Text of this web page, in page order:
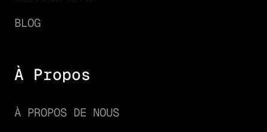
BLOG
À Propos
À PROPOS DE NOUS